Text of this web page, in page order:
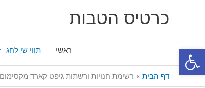
פתח סרגל נגישות
כרטיס הטבות
ראשי תווי שי לחג
דף הבית רשימת חנויות ורשתות גיפט קארד מקסימום Maximum GIFT CARD